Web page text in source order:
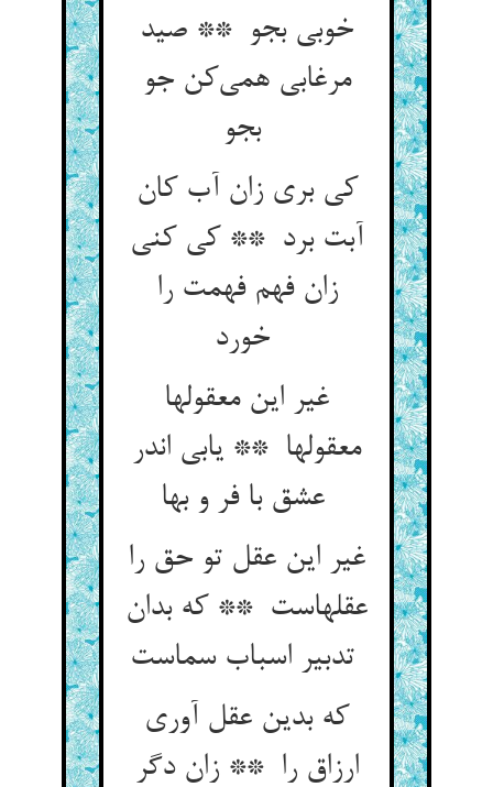
خوبی بجو ** صید
مرغابی همی‌کن جو
بجو
کی بری زان آب کان
آبت برد ** کی کنی
زان فهم فهمت را
غیر این معقولها
معقولها ** یابی اندر
عشق با فر و بها
غیر این عقل تو حق را
عقلهاست ** که بدان
که بدین عقل آوری
ارزاق را ** زان دگر